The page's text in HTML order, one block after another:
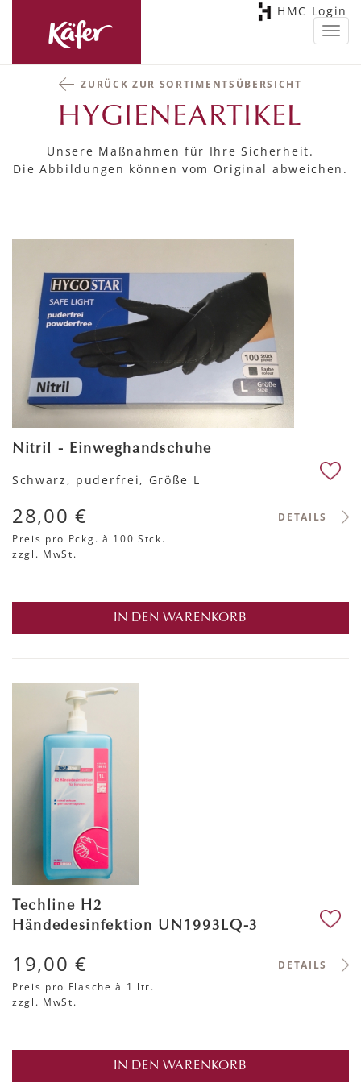
HMC Login
ZURÜCK ZUR SORTIMENTSÜBERSICHT
HYGIENEARTIKEL
Unsere Maßnahmen für Ihre Sicherheit.
Die Abbildungen können vom Original abweichen.
Nitril - Einweghandschuhe
Schwarz, puderfrei, Größe L
DETAILS
28,00 €
Preis pro Pckg. à 100 Stck.
zzgl. MwSt.
IN DEN WARENKORB
Techline H2
Händedesinfektion UN1993LQ-3
DETAILS
19,00 €
Preis pro Flascheà 1 ltr.
zzgl. MwSt.
IN DEN WARENKORB